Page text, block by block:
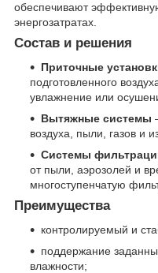
обеспечивают
энергозатратах.
Состав и решения
Приточные
подготовленного
увлажнение или
Вытяжные системы
воздуха, пыли, газов и
Системы
от пыли, аэрозолей и
многоступенчатую
Преимущества
контролируемый и
поддержание
влажности;